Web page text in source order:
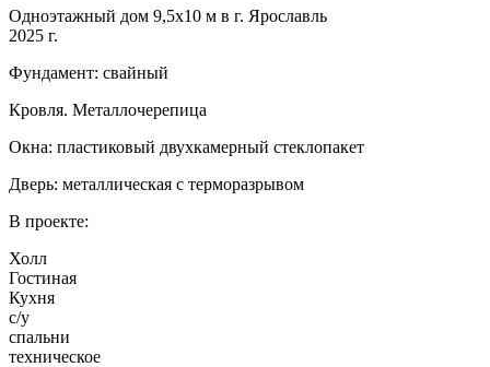
Одноэтажный дом 9,5х10 м в г. Ярославль
2025 г.
Фундамент: свайный
Кровля. Металлочерепица
Окна: пластиковый двухкамерный стеклопакет
Дверь: металлическая с терморазрывом
В проекте:
Холл
Гостиная
Кухня
с/у
спальни
техническое